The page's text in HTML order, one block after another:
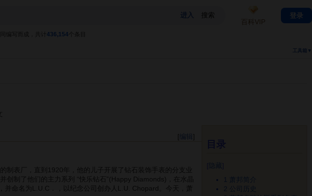
编写而成，共计 436,154 个条目
工具箱▼
1 萧邦简介
2 公司历史
[编辑
表厂，直到1920年，他的儿子开展了钻石装饰手表的分支业
制了他们的主力系列 “快乐钻石”(Happy Diamonds)，在水晶
命名为L.U.C．，以纪念公司创办人L.U. Chopard。今天，萧
百科VIP
登录